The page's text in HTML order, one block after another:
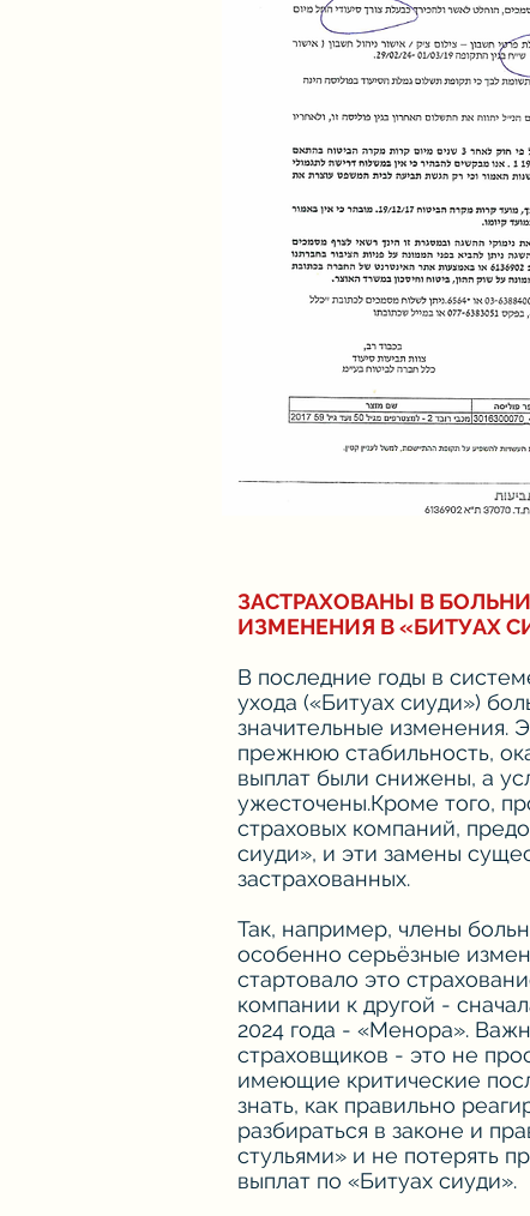
ЗАСТРАХОВАНЫ В
ИЗМЕНЕНИЯ В «БИТУАХ
В последние годы в
ухода («Битуах сиуди»)
значительные изменения.
прежнюю стабильность,
выплат были снижены, а
ужесточены.Кроме того,
страховых компаний,
сиуди», и эти замены
застрахованных.
Так, например, члены
особенно серьёзные
стартовало это
компании к другой -
2024 года - «Менора».
страховщиков - это не
имеющие критические
знать, как правильно
разбираться в законе и
стульями» и не потерять
выплат по «Битуах сиуди».